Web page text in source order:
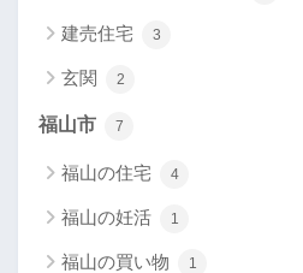
建売住宅 3
玄関 2
福山市 7
福山の住宅 4
福山の妊活 1
福山の買い物 1